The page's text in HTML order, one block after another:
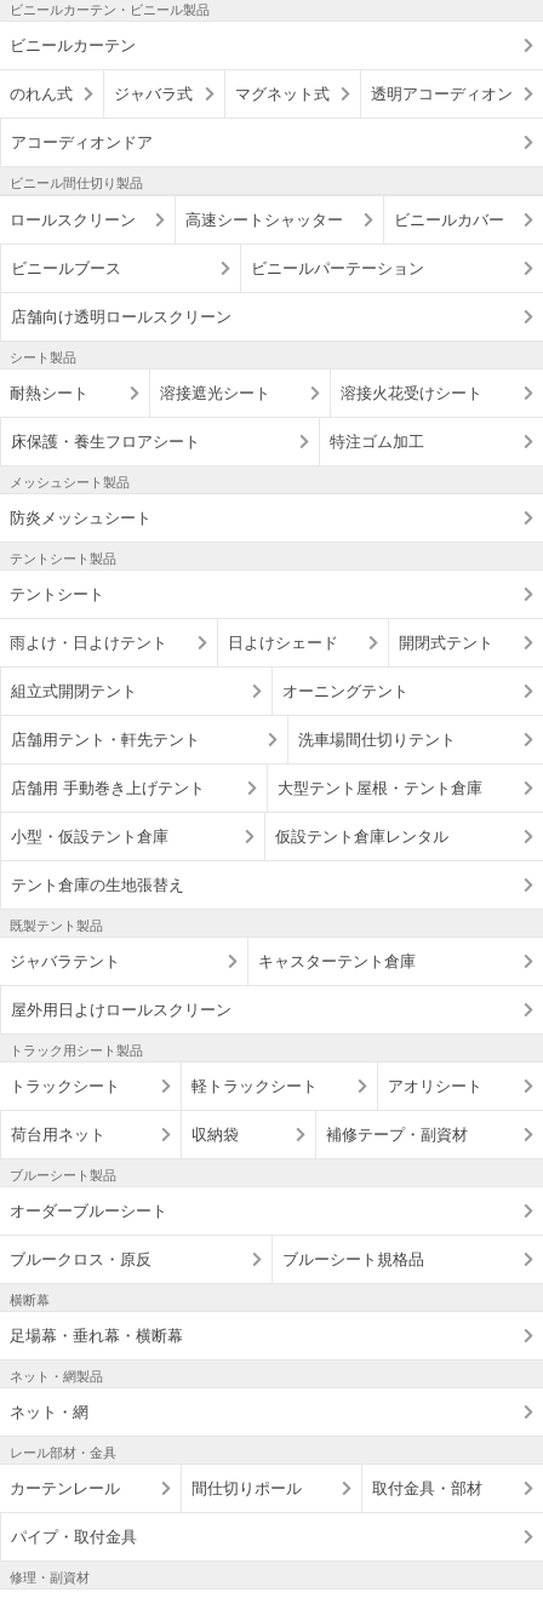
ビニールカーテン・ビニール製品
ビニールカーテン
のれん式 ジャバラ式 マグネット式 透明アコーディオン
アコーディオンドア
ビニール間仕切り製品
ロールスクリーン 高速シートシャッター ビニールカバー
ビニールブース ビニールパーテーション
店舗向け透明ロールスクリーン
シート製品
耐熱シート 溶接遮光シート 溶接火花受けシート
床保護・養生フロアシート 特注ゴム加工
メッシュシート製品
防炎メッシュシート
テントシート製品
テントシート
雨よけ・日よけテント 日よけシェード 開閉式テント
組立式開閉テント オーニングテント
店舗用テント・軒先テント 洗車場間仕切りテント
店舗用 手動巻き上げテント 大型テント屋根・テント倉庫
小型・仮設テント倉庫 仮設テント倉庫レンタル
テント倉庫の生地張替え
既製テント製品
ジャバラテント キャスターテント倉庫
屋外用日よけロールスクリーン
トラック用シート製品
トラックシート 軽トラックシート アオリシート
荷台用ネット 収納袋 補修テープ・副資材
ブルーシート製品
オーダーブルーシート
ブルークロス・原反 ブルーシート規格品
横断幕
足場幕・垂れ幕・横断幕
ネット・網製品
ネット・網
レール部材・金具
カーテンレール 間仕切りポール 取付金具・部材
パイプ・取付金具
修理・副資材